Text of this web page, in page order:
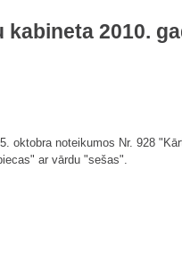
kabineta 2010.
oktobra noteikumos Nr. 928
ar vārdu "sešas".